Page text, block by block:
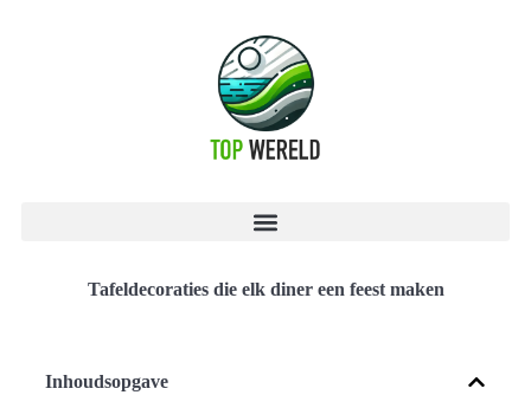
Tafeldecoraties die elk diner een feest maken
Inhoudsopgave